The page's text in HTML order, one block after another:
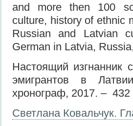
and more then 100
culture, history of ethnic
Russian and Latvian
German in Latvia,
Настоящий изгнанник
эмигрантов в
хронограф, 2017. – 432
Светлана Ковальчук.